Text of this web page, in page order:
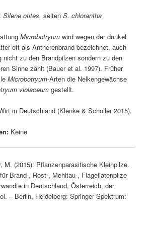
Silene otites,selten S. chlorantha
Microbotryum wird wegen der dunkel
oft als Antherenbrand bezeichnet, auch
nicht zu den Brandpilzen sondern zu den
Sinne zählt (Bauer et al. 1997). Früher
Microbotryum-Arten die Nelkengewächse
violaceum gestellt.
in Deutschland (Klenke & Scholler 2015).
Keine
M. (2015): Pflanzenparasitische Kleinpilze.
Brand-, Rost-, Mehltau-, Flagellatenpilze
in Deutschland, Österreich, der
– Berlin, Heidelberg: Springer Spektrum: